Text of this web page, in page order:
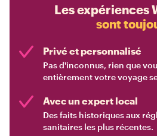
Les expériences
sont
Privé et personnalisé
Pas d'inconnus, rien que
entièrement votre voyage
Avec un expert local
Des faits historiques aux
sanitaires les plus récentes.